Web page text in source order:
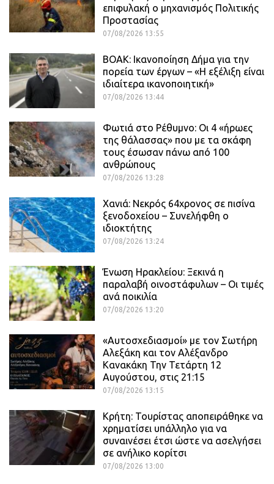
επιφυλακή ο μηχανισμός Πολιτικής
Προστασίας
07/08/2026 13:55
ΒΟΑΚ: Ικανοποίηση Δήμα για την
πορεία των έργων – «Η εξέλιξη είναι
ιδιαίτερα ικανοποιητική»
07/08/2026 13:44
Φωτιά στο Ρέθυμνο: Οι 4 «ήρωες
της θάλασσας» που με τα σκάφη
τους έσωσαν πάνω από 100
ανθρώπους
07/08/2026 13:28
Χανιά: Νεκρός 64χρονος σε πισίνα
ξενοδοχείου – Συνελήφθη ο
ιδιοκτήτης
07/08/2026 13:24
Ένωση Ηρακλείου: Ξεκινά η
παραλαβή οινοστάφυλων – Οι τιμές
ανά ποικιλία
07/08/2026 13:20
«Αυτοσχεδιασμοί» με τον Σωτήρη
Αλεξάκη και τον Αλέξανδρο
Κανακάκη Την Τετάρτη 12
Αυγούστου, στις 21:15
07/08/2026 13:15
Κρήτη: Τουρίστας αποπειράθηκε να
χρηματίσει υπάλληλο για να
συναινέσει έτσι ώστε να ασελγήσει
σε ανήλικο κορίτσι
07/08/2026 13:00